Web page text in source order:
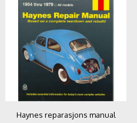
Haynes reparasjons manual